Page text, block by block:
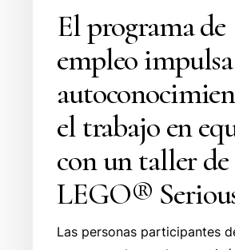
El programa de
empleo
el trabajo en
con un taller de
LEGO®
Las personas participantes